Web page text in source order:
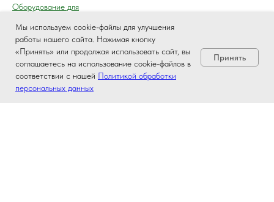
Мы используем cookie-файлы для улучшения
работы нашего сайта. Нажимая кнопку
«Принять» или продолжая использовать сайт, вы
соглашаетесь на использование cookie-файлов в
соответствии с нашей Политикой обработки
персональных данных
Принять
Оборудование для
осмотра (контроля) ГАИ